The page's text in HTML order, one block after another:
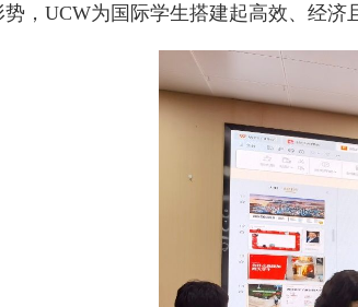
，UCW为国际学生搭建起高效、经济